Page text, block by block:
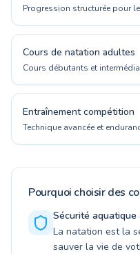
Progression structurée pour
Cours de natation adultes
Cours débutants et
Entraînement compétition
Technique avancée et
Pourquoi choisir des
Sécurité
La natation est la
sauver la vie de